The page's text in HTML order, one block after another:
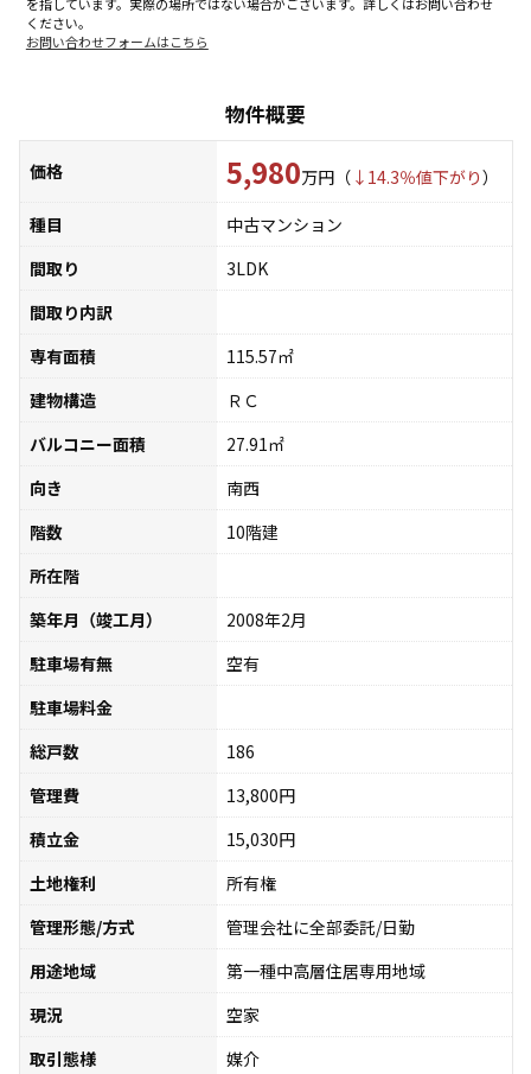
を指しています。実際の場所ではない場合がございます。詳しくはお問い合わせ
ください。
お問い合わせフォームはこちら
物件概要
価格 5,980万円（↓14.3％値下がり）
種目
中古マンション
間取り
3LDK
間取り内訳
専有面積
115.57㎡
建物構造
ＲＣ
バルコニー面積
27.91㎡
向き
南西
階数
10階建
所在階
築年月（竣工月）
2008年2月
駐車場有無
空有
駐車場料金
総戸数
186
管理費
13,800円
積立金
15,030円
土地権利
所有権
管理形態/方式
管理会社に全部委託/日勤
用途地域
第一種中高層住居専用地域
現況
空家
取引態様
媒介